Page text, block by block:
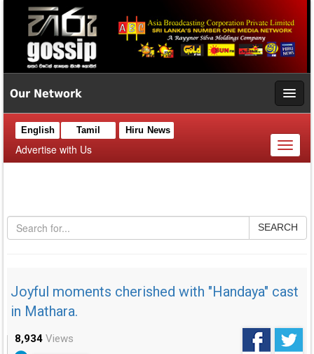
Our Network
English Tamil Hiru News
Advertise with Us
Toggle
SEARCH
Joyful moments cherished with "Handaya" cast
in Mathara.
8,934 Views